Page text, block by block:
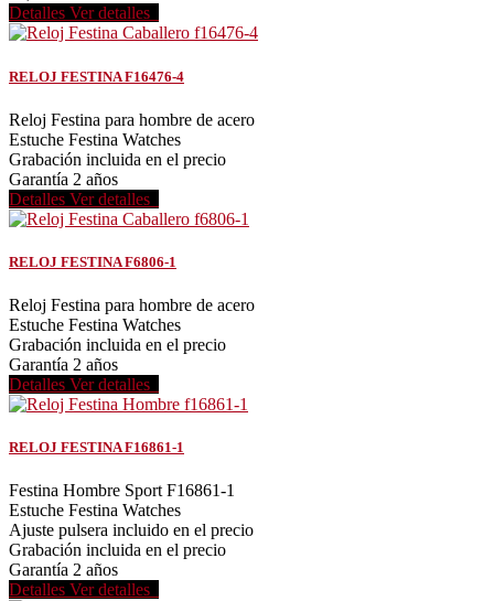
Detalles Ver detalles
RELOJ FESTINA F16476-4
Reloj Festina para hombre de acero
Estuche Festina Watches
Grabación incluida en el precio
Garantía 2 años
Detalles Ver detalles
RELOJ FESTINA F6806-1
Reloj Festina para hombre de acero
Estuche Festina Watches
Grabación incluida en el precio
Garantía 2 años
Detalles Ver detalles
RELOJ FESTINA F16861-1
Festina Hombre Sport F16861-1
Estuche Festina Watches
Ajuste pulsera incluido en el precio
Grabación incluida en el precio
Garantía 2 años
Detalles Ver detalles